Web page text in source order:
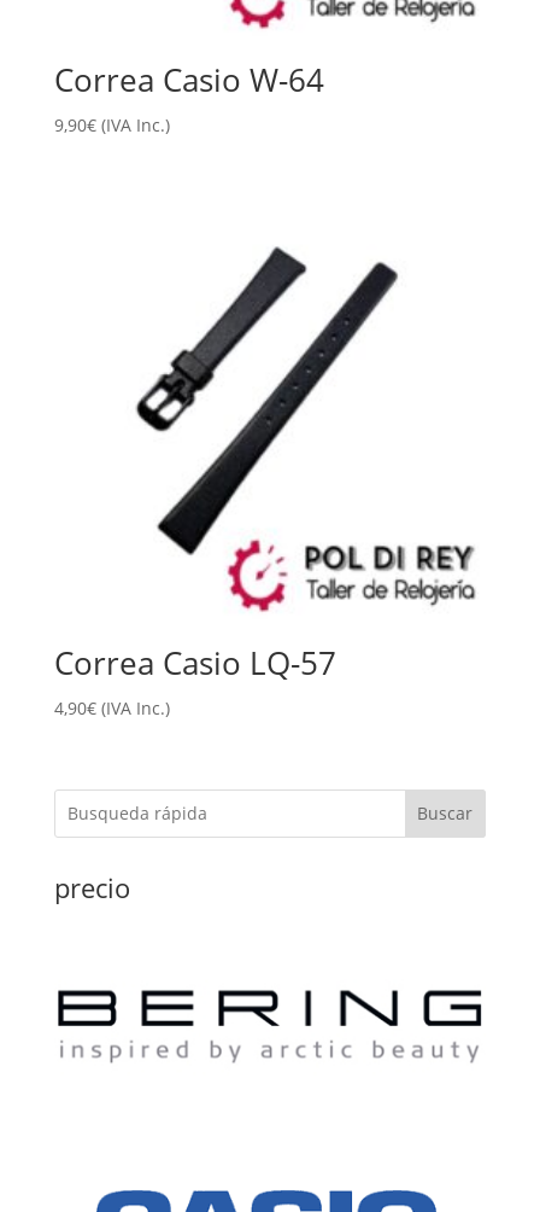
Correa Casio W-64
9,90€ (IVA Inc.)
Correa Casio LQ-57
4,90€ (IVA Inc.)
Buscar
precio